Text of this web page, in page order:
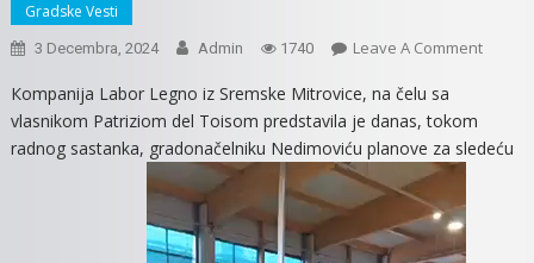
Gradske Vesti
3 Decembra, 2024 Admin 1740 Leave A CommentOn
IZ
Кompanija Labor Legno iz Sremske Mitrovice, na čelu sa
vlasnikom Patriziom del Toisom predstavila je danas, tokom
radnog sastanka, gradonačelniku Nedimoviću planove za sledeću